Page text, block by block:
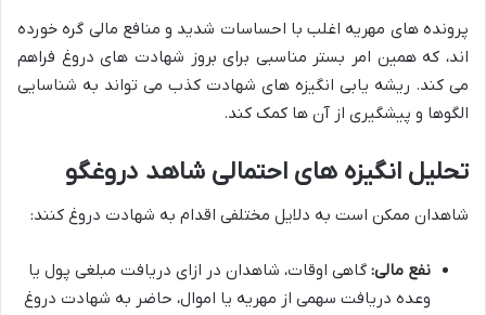
پرونده های مهریه اغلب با احساسات شدید و منافع مالی گره خورده
اند، که همین امر بستر مناسبی برای بروز شهادت های دروغ فراهم
می کند. ریشه یابی انگیزه های شهادت کذب می تواند به شناسایی
الگوها و پیشگیری از آن ها کمک کند.
تحلیل انگیزه های احتمالی شاهد دروغگو
شاهدان ممکن است به دلایل مختلفی اقدام به شهادت دروغ کنند:
نفع مالی: گاهی اوقات، شاهدان در ازای دریافت مبلغی پول یا
وعده دریافت سهمی از مهریه یا اموال، حاضر به شهادت دروغ